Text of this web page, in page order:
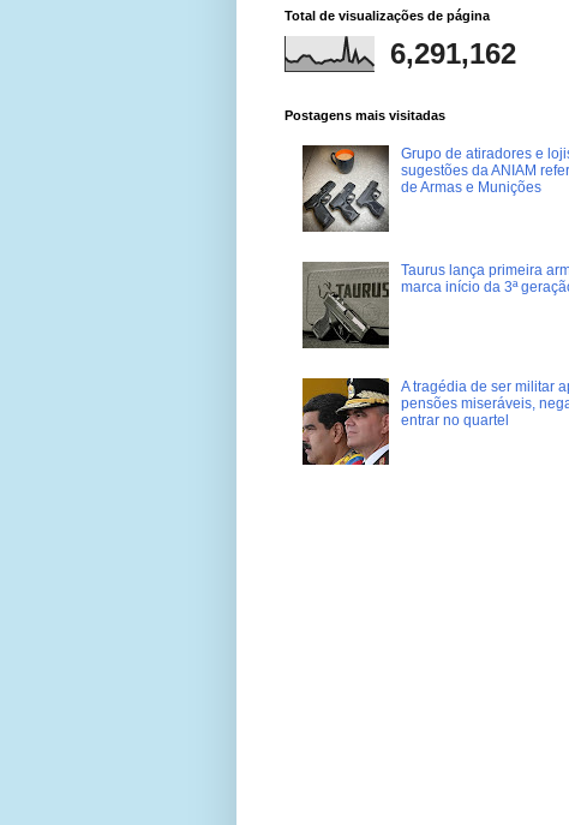
Total de visualizações de página
6,291,162
Postagens mais visitadas
Grupo de atiradores e
sugestões da ANIAM
de Armas e Munições
Taurus lança primeira
marca início da 3ª
A tragédia de ser militar
pensões miseráveis,
entrar no quartel